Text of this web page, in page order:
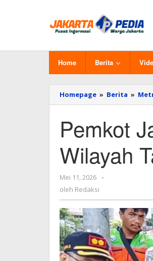
Home Berita
Homepage » Berita »
Pemkot
Wilayah
Mei 11, 2026
oleh
-
oleh Redaksi